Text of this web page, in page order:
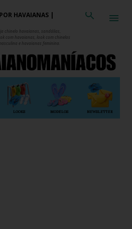
o conteúdo principal
HAVAIANAS |
chinelo havaianas, sandálias,
com havaianas, look com chinelos
e havaianas feminina.
LOOKS MODELOS NEWSLETTER